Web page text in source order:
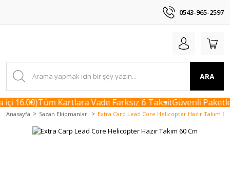
0543-965-2597
ARA
16.00)Tüm Kartlara Vade Farksız 6 TaksitGüvenli
Anasayfa Sazan Ekipmanları Extra Carp Lead Core Helicopter Hazır Takım 60